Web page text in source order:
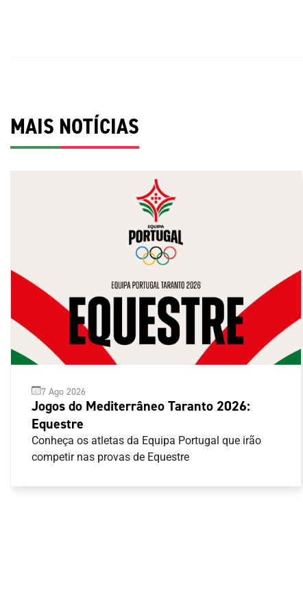
MAIS NOTÍCIAS
7 Ago 2026
Jogos do Mediterrâneo Taranto 2026:
Equestre
Conheça os atletas da Equipa Portugal que irão
competir nas provas de Equestre